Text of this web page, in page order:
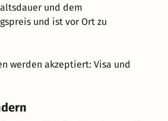
und dem
und ist vor Ort zu
werden akzeptiert: Visa und